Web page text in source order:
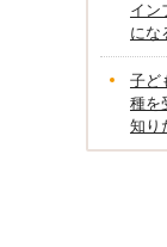
イン
にな
子ど
種を
知り